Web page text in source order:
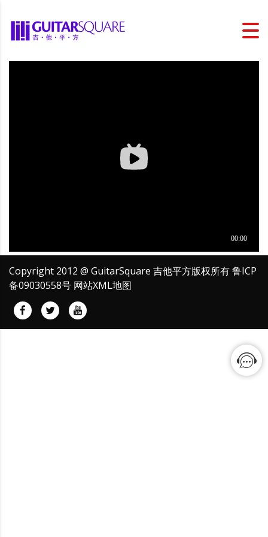
Copyright 2012 @ GuitarSquare 吉他平方版权所有鲁ICP
备09030558号 网站XML地图